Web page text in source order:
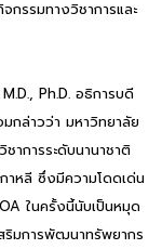
กรรมทางวิชาการและ
Ph.D. อธิการบดี
กล่าวว่า มหาวิทยาลัย
าการระดับนานาชาติ
าหลี ซึ่งมีความโดดเด่น
ในครั้งนี้นับเป็นหมุด
ริมการพัฒนาทรัพยากร